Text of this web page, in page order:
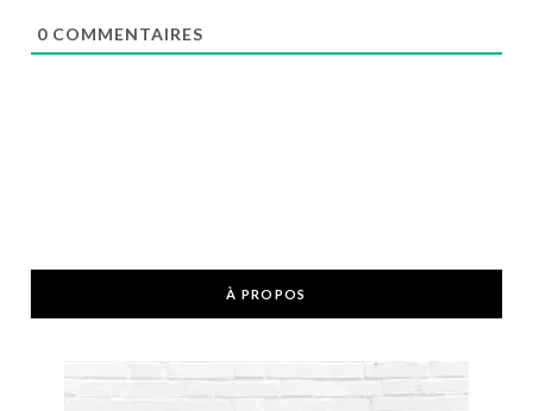
0 COMMENTAIRES
À PROPOS